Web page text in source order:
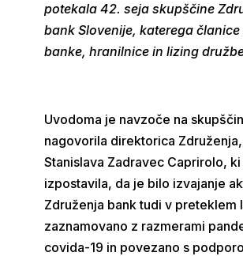
potekala 42. seja skupščine
bank Slovenije, katerega članice
banke, hranilnice in lizing
Uvodoma je navzoče na
nagovorila direktorica Združenja,
Stanislava Zadravec Caprirolo, ki
izpostavila, da je bilo izvajanje
Združenja bank tudi v preteklem
zaznamovano z razmerami
covida-19 in povezano s